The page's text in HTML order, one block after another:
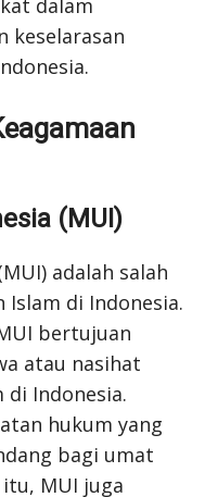
dalam
keselarasan
(MUI)
adalah salah
Islam di Indonesia.
bertujuan
atau nasihat
Indonesia.
hukum yang
bagi umat
itu, MUI juga